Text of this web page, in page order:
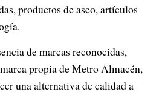
productos de aseo, artículos
de marcas reconocidas,
propia de Metro Almacén,
una alternativa de calidad a